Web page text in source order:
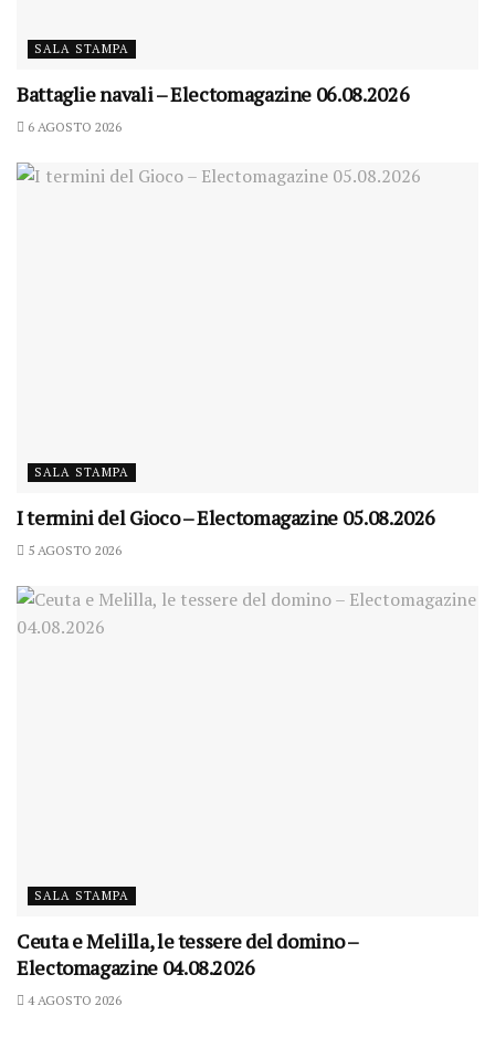
SALA STAMPA
Battaglie navali – Electomagazine 06.08.2026
6 AGOSTO 2026
SALA STAMPA
I termini del Gioco – Electomagazine 05.08.2026
5 AGOSTO 2026
SALA STAMPA
Ceuta e Melilla, le tessere del domino –
Electomagazine 04.08.2026
4 AGOSTO 2026